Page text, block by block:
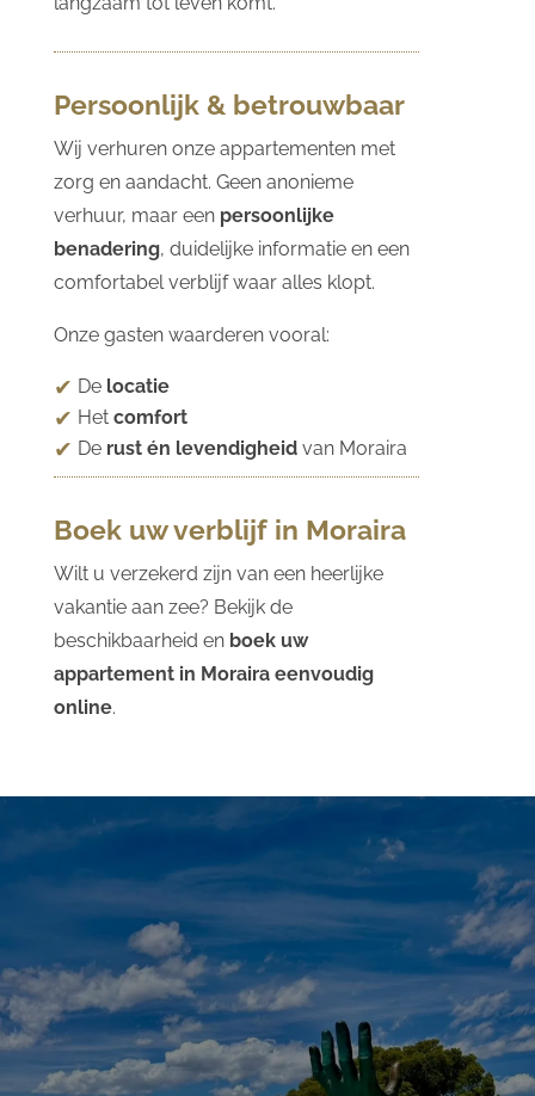
Persoonlijk & betrouwbaar
Wij verhuren onze appartementen met
zorg en aandacht. Geen anonieme
verhuur, maar een persoonlijke
benadering, duidelijke informatie en een
comfortabel verblijf waar alles klopt.
Onze gasten waarderen vooral:
De locatie
Het comfort
De rust én levendigheidvan Moraira
Boek uw verblijf in Moraira
Wilt u verzekerd zijn van een heerlijke
vakantie aan zee? Bekijk de
beschikbaarheid en boek uw
appartement in Moraira eenvoudig
online.